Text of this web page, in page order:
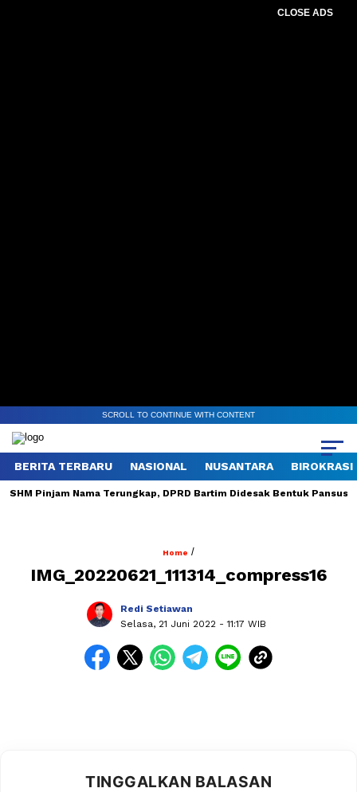
CLOSE ADS
SCROLL TO CONTINUE WITH CONTENT
BERITA TERBARU NASIONAL NUSANTARA BIROKRASI
Pinjam Nama Terungkap, DPRD Bartim Didesak Bentuk Pansus
Home /
IMG_20220621_111314_compress16
Redi Setiawan
Selasa, 21 Juni 2022 - 11:17 WIB
TINGGALKAN BALASAN